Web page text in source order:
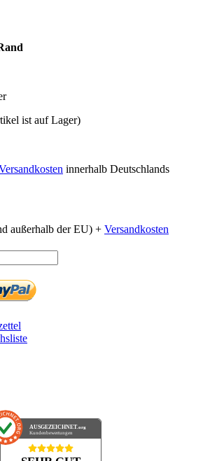
ist auf Lager)
innerhalb Deutschlands
außerhalb der EU) + Versandkosten
AUSGEZEICHNET.org
Kundenbewertungen